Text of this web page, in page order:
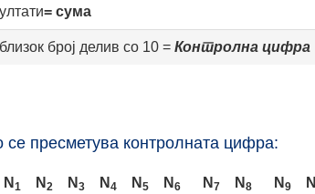
= сума
број делив со 10 = Контролна цифра
пресметува контролната цифра:
N 1 N 2 N 3 N 4 N 5 N 6 N 7 N 8 N 9 N